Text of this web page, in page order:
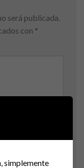
será publicada.
con *
simplemente